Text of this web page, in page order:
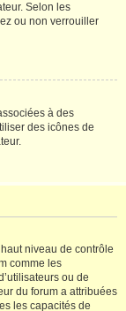
Selon les
ou non verrouiller
à des
des icônes de
niveau de contrôle
comme les
ou de
du forum a attribuées
les capacités de